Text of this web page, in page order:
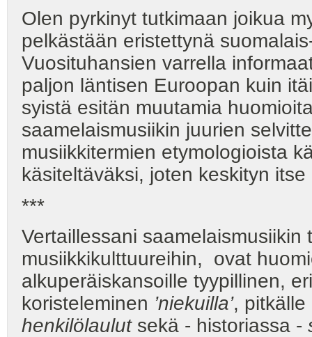
Olen pyrkinyt tutkimaan joikua
pelkästään eristettynä
Vuosituhansien varrella
paljon läntisen Euroopan kuin
syistä esitän muutamia
saamelaismusiikin juurien
musiikkitermien etymologioista
käsiteltäväksi, joten keskityn itse
***
Vertaillessani
musiikkikulttuureihin, ovat
alkuperäiskansoille tyypillinen,
koristeleminen ’niekuilla’,
henkilölaulutsekä - historiassa -